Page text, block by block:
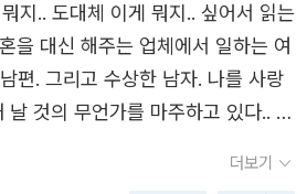
지.. 도대체 이게 뭐지.. 싶어서 읽는
을 대신 해주는 업체에서 일하는 여
편. 그리고 수상한 남자. 나를 사랑
날 것의 무언가를 마주하고 있다.. 싶
마지막까지 미스터리라 아쉬웠고.
더보기